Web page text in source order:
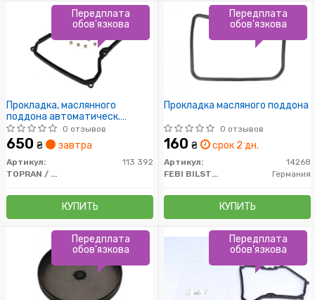
Прокладка, маслянного
поддона автоматическ.
коробки передач
0 отзывов
650 ₴ завтра
Артикул:
113 392
TOPRAN / HANS PRIES
КУПИТЬ
Передплата
обов'язкова
Прокладка масляного поддона
0 отзывов
160 ₴ срок 2 дн.
Артикул:
14268
FEBI BILSTEIN
Германия
КУПИТЬ
Передплата
обов'язкова
Передплата
обов'язкова
Передплата
обов'язкова